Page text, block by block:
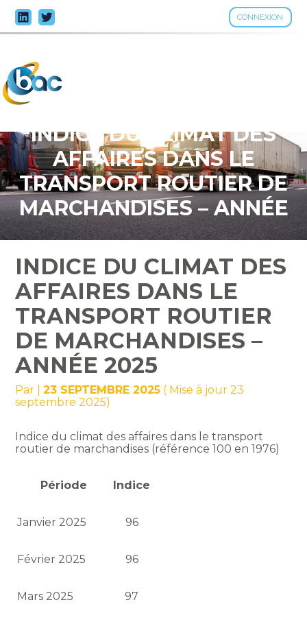
CONNEXION
Aller
au
INDICE DU CLIMAT DES
AFFAIRES DANS LE
TRANSPORT ROUTIER DE
MARCHANDISES – ANNÉE
2025
INDICE DU CLIMAT DES
AFFAIRES DANS LE
TRANSPORT ROUTIER
DE MARCHANDISES –
ANNÉE 2025
Par |23 SEPTEMBRE 2025 ( Mise à jour 23
septembre 2025)
Indice du climat des affaires dans le transport
routier de marchandises (référence 100 en 1976)
Période Indice
Janvier 2025 96
Février 2025 96
Mars 2025 97